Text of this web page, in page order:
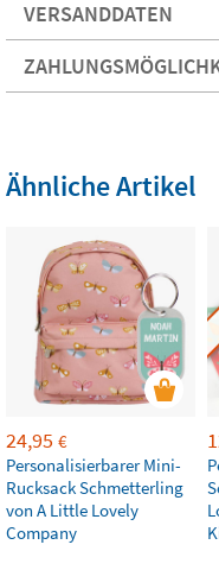
VERSANDDATEN
Ähnliche Artikel
24,95 €
Personalisierbarer Mini-
Rucksack Schmetterling
von A Little Lovely
Company